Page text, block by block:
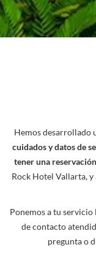
Hemos desarrollado
cuidados y datos de
tener una
Rock Hotel Vallarta,
Ponemos a tu
de contacto
pregunta o